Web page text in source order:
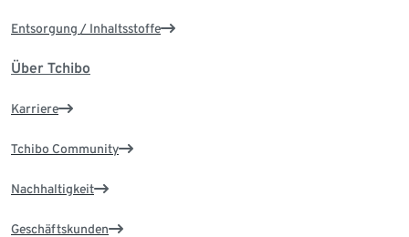
Entsorgung / Inhaltsstoffe
Über Tchibo
Karriere
Tchibo Community
Nachhaltigkeit
Geschäftskunden